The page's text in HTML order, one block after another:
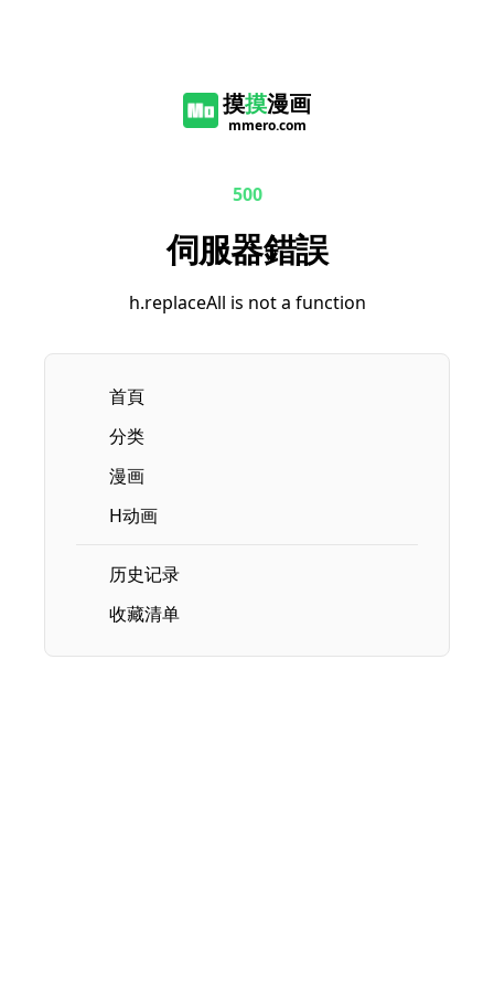
摸摸漫画
mmero.com
500
伺服器錯誤
h.replaceAll is not a function
首頁
分类
漫画
H动画
历史记录
收藏清单